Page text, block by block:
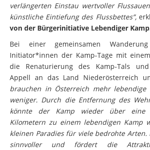
verlängerten Einstau wertvoller
künstliche Eintiefung des Flussbettes”,
von der Bürgerinitiative Lebendiger
Bei einer gemeinsamen
Initiator*innen der Kamp-Tage mit
die Renaturierung des Kamp-Tals
Appell an das Land Niederösterreich
brauchen in Österreich mehr
weniger. Durch die Entfernung des
könnte der Kamp wieder über eine
Kilometern zu einem lebendigen Kamp
kleinen Paradies für viele bedrohte Arten.
sinnvoller und fördert die